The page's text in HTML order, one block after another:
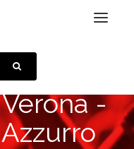
Toggle
-